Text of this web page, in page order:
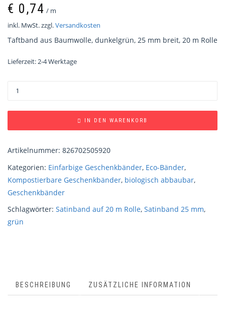
€ 0,74 / m
inkl. MwSt.zzgl.Versandkosten
Taftband aus Baumwolle, dunkelgrün, 25 mm breit, 20 m Rolle
Lieferzeit:2-4 Werktage
IN DEN WARENKORB
Artikelnummer: 826702505920
Kategorien: Einfarbige Geschenkbänder, Eco-Bänder,
Kompostierbare Geschenkbänder, biologisch abbaubar,
Geschenkbänder
Schlagwörter: Satinband auf 20 m Rolle, Satinband 25 mm,
grün
BESCHREIBUNG ZUSÄTZLICHE INFORMATION